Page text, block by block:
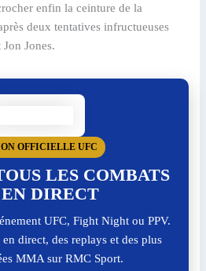
enfin la ceinture de la
deux tentatives infructueuses
Jones.
OFFICIELLE UFC
LES COMBATS
DIRECT
UFC, Fight Night ou PPV.
direct, des replays et des plus
MMA sur RMC Sport.